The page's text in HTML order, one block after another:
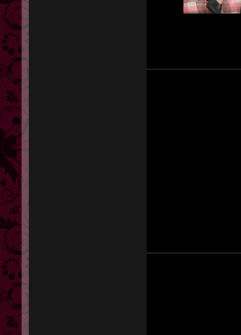
お問い合わせ